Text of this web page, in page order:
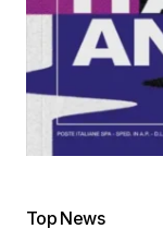
Top News